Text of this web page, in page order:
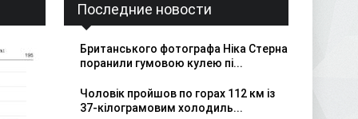
Последние новости
Британського фотографа Ніка Стерна
поранили гумовою кулею пі...
Чоловік пройшов по горах 112 км із
37-кілограмовим холодиль...